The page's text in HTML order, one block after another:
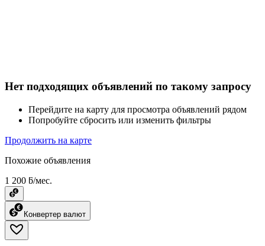
Нет подходящих объявлений по такому запросу
Перейдите на карту для просмотра объявлений рядом
Попробуйте сбросить или изменить фильтры
Продолжить на карте
Похожие объявления
1 200 ƃ/мес.
Конвертер валют